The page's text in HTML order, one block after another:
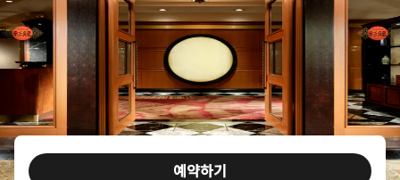
예약하기